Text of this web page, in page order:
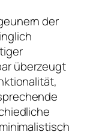
der
überzeugt